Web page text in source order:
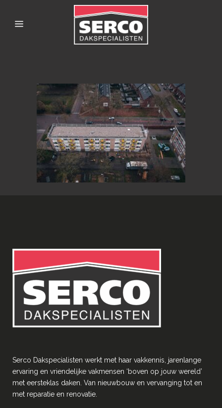
Serco Dakspecialisten werkt met haar vakkennis, jarenlange
ervaring en vriendelĳke vakmensen ‘boven op jouw wereld’
met eersteklas daken. Van nieuwbouw en vervanging tot en
met reparatie en renovatie.